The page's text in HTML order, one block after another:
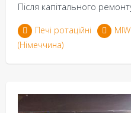
Після капітального
Печі ротаційні
(Німеччина)